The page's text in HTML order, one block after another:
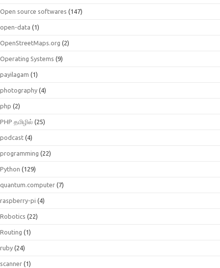
Open source softwares (147)
open-data (1)
OpenStreetMaps.org (2)
Operating Systems (9)
payilagam (1)
photography (4)
php (2)
PHP தமிழில் (25)
podcast (4)
programming (22)
Python (129)
quantum.computer (7)
raspberry-pi (4)
Robotics (22)
Routing (1)
ruby (24)
scanner (1)